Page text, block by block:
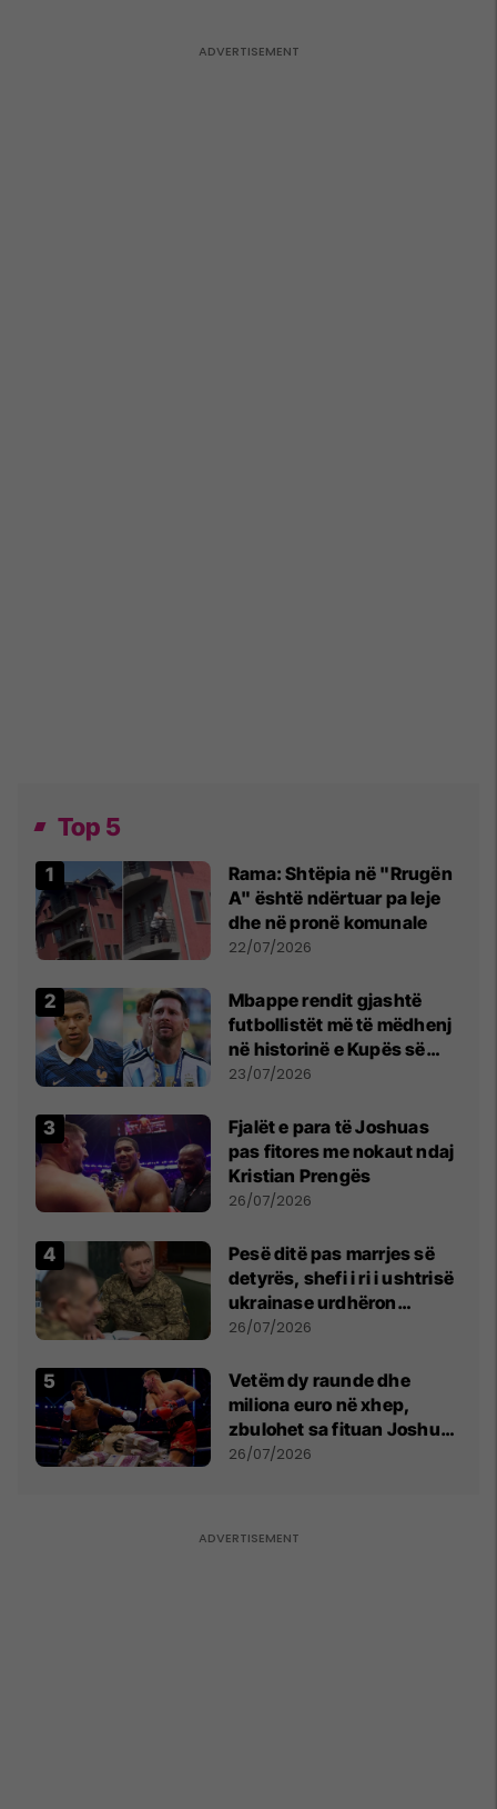
Top 5
Rama: Shtëpia në "Rrugën
A" është ndërtuar pa leje
dhe në pronë komunale
22/07/2026
Mbappe rendit gjashtë
futbollistët më të mëdhenj
në historinë e Kupës së
Botës, Messi mbetet i dyti
23/07/2026
Fjalët e para të Joshuas
pas fitores me nokaut ndaj
Kristian Prengës
26/07/2026
Pesë ditë pas marrjes së
detyrës, shefi i ri i ushtrisë
ukrainase urdhëron
kontroll të madh
26/07/2026
Vetëm dy raunde dhe
miliona euro në xhep,
zbulohet sa fituan Joshua
e Prenga
26/07/2026